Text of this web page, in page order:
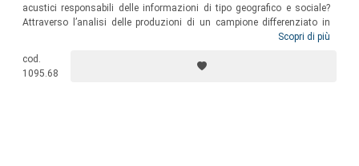
acustici responsabili delle informazioni di tipo geografico e sociale?
Attraverso l’analisi delle produzioni di un campione differenziato in
base a diverse dimensioni di variazione, il volume propone la
Romagna, e mostra come l’intonazione regionale dell’italiano possa
costituire una marca identitaria e un indicatore sociale nella comunità
Scopri di più
cod.
1095.68